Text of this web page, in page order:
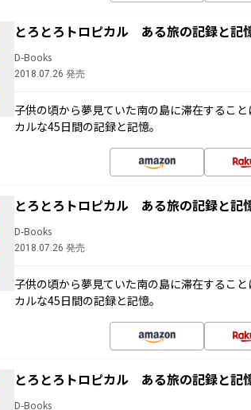
とろとろトロピカル ある旅の記録と
D-Books
2018.07.26 発売
子供の頃から夢見ていた南の島に滞在するこ
カルな45日間の記録と記憶。
とろとろトロピカル ある旅の記録と
D-Books
2018.07.26 発売
子供の頃から夢見ていた南の島に滞在するこ
カルな45日間の記録と記憶。
とろとろトロピカル ある旅の記録と
D-Books